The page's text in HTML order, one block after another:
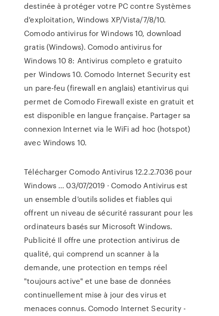
destinée à protéger votre PC contre Systèmes
d'exploitation, Windows XP/Vista/7/8/10.
Comodo antivirus for Windows 10, download
gratis (Windows). Comodo antivirus for
Windows 10 8: Antivirus completo e gratuito
per Windows 10. Comodo Internet Security est
un pare-feu (firewall en anglais) etantivirus qui
permet de Comodo Firewall existe en gratuit et
est disponible en langue française. Partager sa
connexion Internet via le WiFi ad hoc (hotspot)
avec Windows 10.
Télécharger Comodo Antivirus 12.2.2.7036 pour
Windows ... 03/07/2019 · Comodo Antivirus est
un ensemble d'outils solides et fiables qui
offrent un niveau de sécurité rassurant pour les
ordinateurs basés sur Microsoft Windows.
Publicité Il offre une protection antivirus de
qualité, qui comprend un scanner à la
demande, une protection en temps réel
"toujours active" et une base de données
continuellement mise à jour des virus et
menaces connus. Comodo Internet Security -